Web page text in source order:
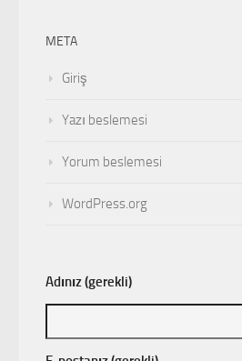
META
Giriş
Yazı beslemesi
Yorum beslemesi
WordPress.org
Adınız (gerekli)